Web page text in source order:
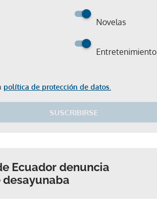
Novelas
Entretenimiento
política de protección de datos.
SUSCRIBIRSE
Ecuador denuncia